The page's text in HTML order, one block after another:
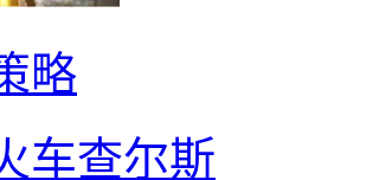
略
车查尔斯